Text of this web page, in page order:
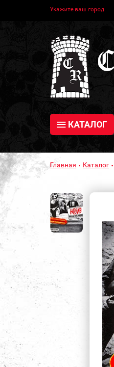
Укажите ваш город
КАТАЛОГ
Главная Каталог